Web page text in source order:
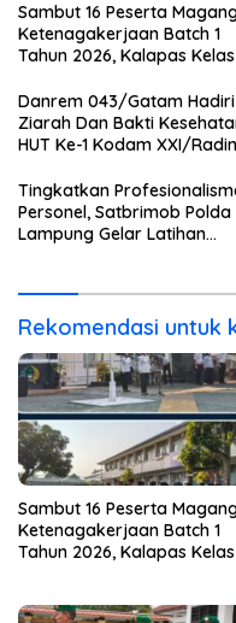
Sambut 16 Peserta
Ketenagakerjaan Batch 1
Tahun 2026, Kalapas Kelas
Disiplin dan Peningkatan
Kualitas Diri
Danrem 043/Gatam Hadiri
Ziarah Dan Bakti
HUT Ke-1 Kodam XXI/Radin
Tingkatkan
Personel, Satbrimob Polda
Lampung Gelar Latihan
Rekomendasi untuk
Sambut 16 Peserta
Ketenagakerjaan Batch 1
Tahun 2026, Kalapas Kelas
Kualitas Diri